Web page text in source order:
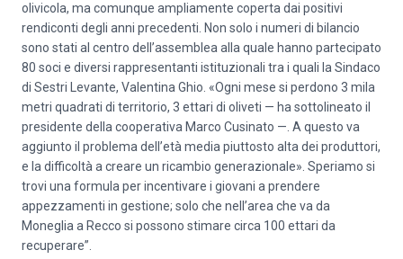
olivicola, ma comunque ampliamente coperta dai positivi
rendiconti degli anni precedenti. Non solo i numeri di bilancio
sono stati al centro dell’assemblea alla quale hanno partecipato
80 soci e diversi rappresentanti istituzionali tra i quali la Sindaco
di Sestri Levante, Valentina Ghio. «Ogni mese si perdono 3 mila
metri quadrati di territorio, 3 ettari di oliveti — ha sottolineato il
presidente della cooperativa Marco Cusinato —. A questo va
aggiunto il problema dell’età media piuttosto alta dei produttori,
e la difficoltà a creare un ricambio generazionale». Speriamo si
trovi una formula per incentivare i giovani a prendere
appezzamenti in gestione; solo che nell’area che va da
Moneglia a Recco si possono stimare circa 100 ettari da
recuperare”.